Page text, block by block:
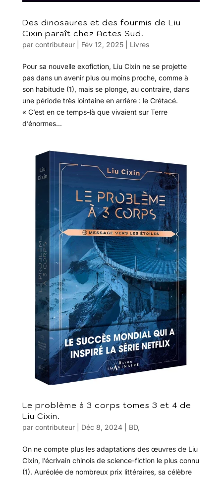
Des dinosaures et des fourmis de Liu
Cixin paraît chez Actes Sud.
par contributeur| Fév 12, 2025| Livres
Pour sa nouvelle exofiction, Liu Cixin ne se projette
pas dans un avenir plus ou moins proche, comme à
son habitude (1), mais se plonge, au contraire, dans
une période très lointaine en arrière : le Crétacé.
« C’est en ce temps-là que vivaient sur Terre
d’énormes...
Le problème à 3 corps tomes 3 et 4 de
Liu Cixin.
par contributeur| Déc 8, 2024| BD,
On ne compte plus les adaptations des œuvres de Liu
Cixin, l’écrivain chinois de science-fiction le plus connu
(1). Auréolée de nombreux prix littéraires, sa célèbre